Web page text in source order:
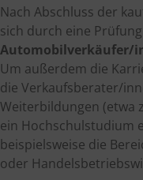
Nach Abschluss der
sich durch eine
Automobilverkäufer/
Um außerdem die
die Verkaufsberater/
Weiterbildungen (etwa
ein Hochschulstudium
beispielsweise die
oder